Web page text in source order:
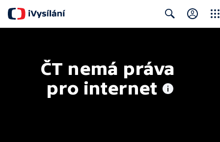
ČT nemá práva
pro internet